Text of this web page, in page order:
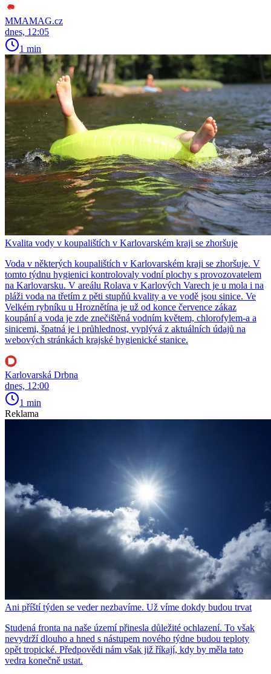
MMAMAG.cz
dnes, 12:05
1 min
Kvalita vody v koupalištích v Karlovarském kraji se zhoršuje
Voda v některých koupalištích v Karlovarském kraji se zhoršuje. V
tomto týdnu hygienici kontrolovaly vodní plochy s provozovatelem
na Karlovarsku. V areálu Rolava v Karlových Varech je u mola i na
pláži voda na třetím z pěti stupňů kvality a ve vodě jsou sinice. Ve
Velkém rybníku u Hroznětína je už od konce července zákaz
koupání a voda je zde znečištěná vodním květem, chlorofylem-a a
sinicemi, špatná je i průhlednost, vyplývá z aktuálních údajů na
webových stránkách krajské hygienické stanice.
Karlovarská Drbna
dnes, 12:00
1 min
Reklama
Ani příští týden se veder nezbavíme. Už víme dokdy budou trvat
Studená fronta na naše území přinesla důležité ochlazení. To však
nevydrží dlouho a hned s nástupem nového týdne budou teploty
opět tropické. Předpovědi nám však již říkají, kdy by měla tato
vedra konečně ustat.